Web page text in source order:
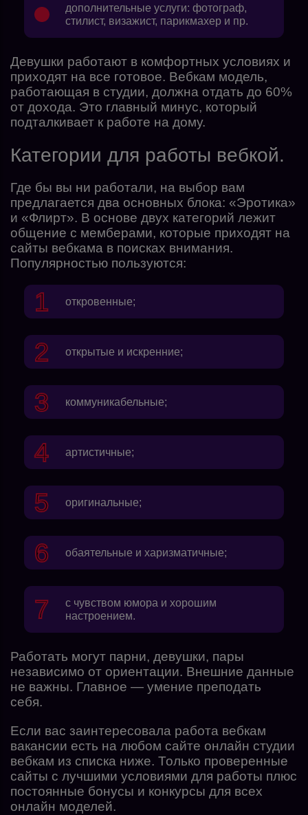
дополнительные услуги: фотограф,
стилист, визажист, парикмахер и пр.
Девушки работают в комфортных условиях и
приходят на все готовое. Вебкам модель,
работающая в студии, должна отдать до 60%
от дохода. Это главный минус, который
подталкивает к работе на дому.
Категории для работы вебкой.
Где бы вы ни работали, на выбор вам
предлагается два основных блока: «Эротика»
и «Флирт». В основе двух категорий лежит
общение с мемберами, которые приходят на
сайты вебкама в поисках внимания.
Популярностью пользуются:
откровенные;
открытые и искренние;
коммуникабельные;
артистичные;
оригинальные;
обаятельные и харизматичные;
с чувством юмора и хорошим
настроением.
Работать могут парни, девушки, пары
независимо от ориентации. Внешние данные
не важны. Главное — умение преподать
себя.
Если вас заинтересовала работа вебкам
вакансии есть на любом сайте онлайн студии
вебкам из списка ниже. Только проверенные
сайты с лучшими условиями для работы плюс
постоянные бонусы и конкурсы для всех
онлайн моделей.